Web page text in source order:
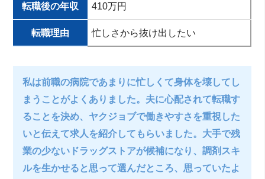
転職後の年収 410万円
転職理由 忙しさから抜け出したい
私は前職の病院であまりに忙しくて身体を壊してし
まうことがよくありました。夫に心配されて転職す
ることを決め、ヤクジョブで働きやすさを重視した
いと伝えて求人を紹介してもらいました。大手で残
業の少ないドラッグストアが候補になり、調剤スキ
ルを生かせると思って選んだところ、思っていたよ